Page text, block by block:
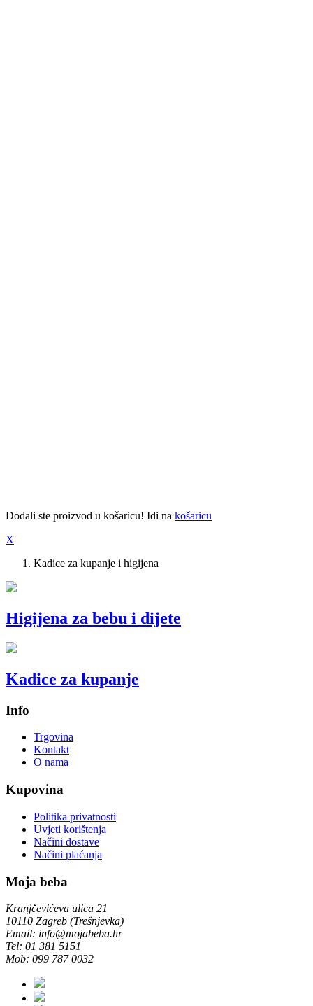
Dodali ste proizvod u košaricu! Idi na košaricu
X
Kadice za kupanje i higijena
Higijena za bebu i dijete
Kadice za kupanje
Info
Trgovina
Kontakt
O nama
Kupovina
Politika privatnosti
Uvjeti korištenja
Načini dostave
Načini plaćanja
Moja beba
Kranjčevićeva ulica 21
10110 Zagreb (Trešnjevka)
Email: info@mojabeba.hr
Tel: 01 381 5151
Mob: 099 787 0032